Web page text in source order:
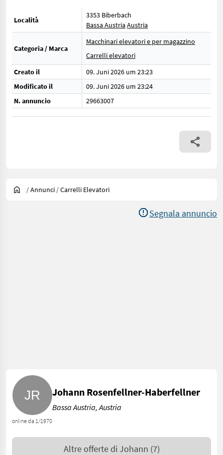
Località
3353 Biberbach
Bassa Austria Austria
Categoria / Marca
Macchinari elevatori e per magazzino
Carrelli elevatori
Creato il
09. Juni 2026 um 23:23
Modificato il
09. Juni 2026 um 23:24
N. annuncio
29663007
/Annunci /Carrelli Elevatori
Segnala annuncio
online da 1/1970
Johann Rosenfellner-Haberfellner
Bassa Austria, Austria
Altre offerte di Johann (7)